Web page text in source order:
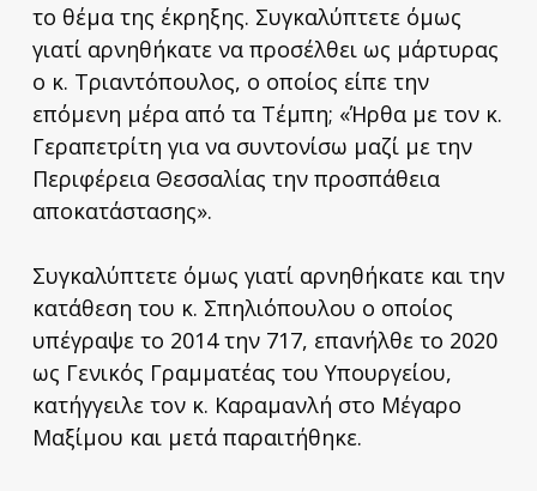
το θέμα της έκρηξης. Συγκαλύπτετε όμως
γιατί αρνηθήκατε να προσέλθει ως μάρτυρας
ο κ. Τριαντόπουλος, ο οποίος είπε την
επόμενη μέρα από τα Τέμπη; «Ήρθα με τον κ.
Γεραπετρίτη για να συντονίσω μαζί με την
Περιφέρεια Θεσσαλίας την προσπάθεια
αποκατάστασης».
Συγκαλύπτετε όμως γιατί αρνηθήκατε και την
κατάθεση του κ. Σπηλιόπουλου ο οποίος
υπέγραψε το 2014 την 717, επανήλθε το 2020
ως Γενικός Γραμματέας του Υπουργείου,
κατήγγειλε τον κ. Καραμανλή στο Μέγαρο
Μαξίμου και μετά παραιτήθηκε.